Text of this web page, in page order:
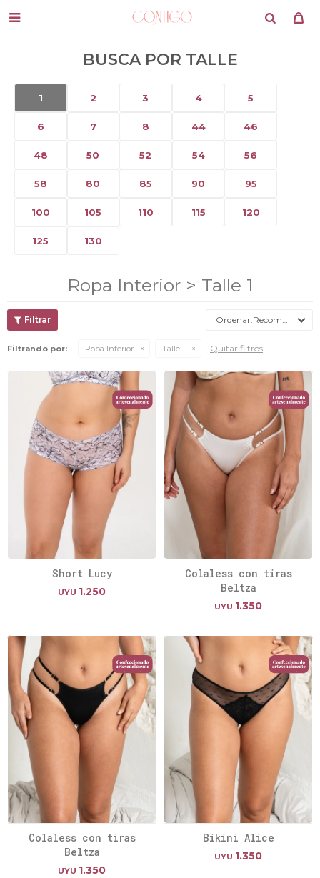

BUSCA POR TALLE
1 2 3 4 5
6 7 8 44 46
48 50 52 54 56
58 80 85 90 95
100 105 110 115 120
125 130
Ropa Interior > Talle 1
Recomendados
Filtrando por: Ropa Interior Talle 1 Quitar filtros
Short Lucy
UYU 1.250
Colaless con tiras
Beltza
UYU 1.350
Colaless con tiras
Beltza
UYU 1.350
Bikini Alice
UYU 1.350